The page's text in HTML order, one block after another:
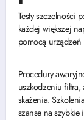
Testy szczelności
każdej większej
pomocą
Procedury
uszkodzeniu
skażenia.
szanse na szybkie